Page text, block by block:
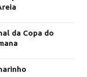
da Copa do